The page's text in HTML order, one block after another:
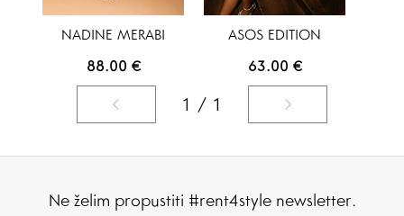
NADINE MERABI
88.00 €
ASOS EDITION
63.00 €
1 / 1
Ne želim propustiti #rent4style newsletter.